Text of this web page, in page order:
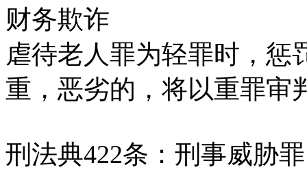
财务欺诈
虐待老人罪为轻罪时，惩
重，恶劣的，将以重罪审
刑法典422条：刑事威胁罪